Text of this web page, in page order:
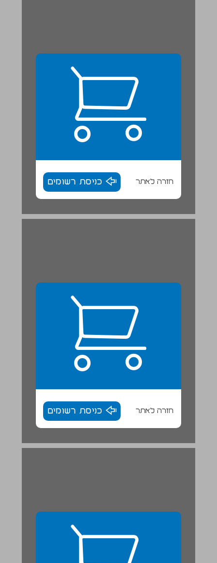
חזרה לאתר כניסת רשומים
ראשית מלכות שלמה [א, א-ב, מו] ... 19
חזרה לאתר כניסת רשומים